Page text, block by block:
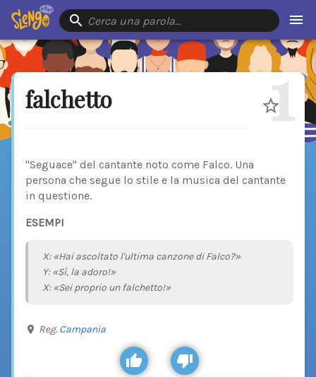
Cerca una parola…
falchetto 1
"Seguace" del cantante noto come Falco. Una
persona che segue lo stile e la musica del cantante
in questione.
ESEMPI
X: «Hai ascoltato l'ultima canzone di Falco?»
Y: «Sì, la adoro!»
X: «Sei proprio un falchetto!»
Reg. Campania